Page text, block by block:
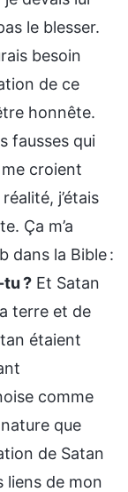
le blesser.
besoin
de ce
honnête.
fausses qui
croient
j’étais
Ҫa m’a
dans la Bible :
tu ? Et Satan
terre et de
étaient
comme
nature que
de Satan
liens de mon